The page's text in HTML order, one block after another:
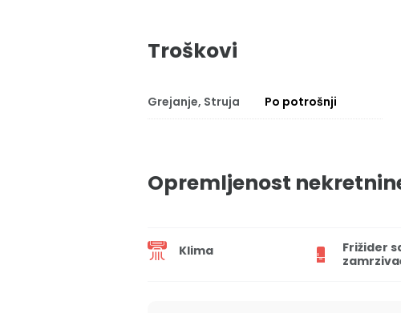
Troškovi
Grejanje, Struja Po potrošnji
Opremljenost
Klima
Frižider